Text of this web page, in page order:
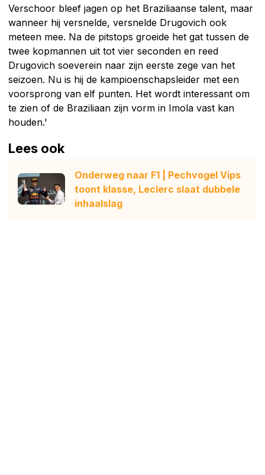
Verschoor bleef jagen op het Braziliaanse talent, maar
wanneer hij versnelde, versnelde Drugovich ook
meteen mee. Na de pitstops groeide het gat tussen de
twee kopmannen uit tot vier seconden en reed
Drugovich soeverein naar zijn eerste zege van het
seizoen. Nu is hij de kampioenschapsleider met een
voorsprong van elf punten. Het wordt interessant om
te zien of de Braziliaan zijn vorm in Imola vast kan
houden.'
Lees ook
Onderweg naar F1 | Pechvogel Vips
toont klasse, Leclerc slaat dubbele
inhaalslag